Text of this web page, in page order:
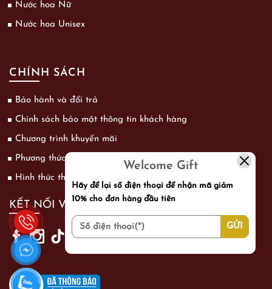
Nước hoa Nữ
Nước hoa Unisex
CHÍNH SÁCH
Bảo hành và đổi trả
Chính sách bảo mật thông tin khách hàng
Chương trình khuyến mãi
Phương thức vận chuyển
Hình thức thanh toán
KẾT NỐI VỚI CHÚNG TÔI
Welcome Gift
Hãy để lại số điện thoại để nhận mã giảm
10% cho đơn hàng đầu tiên